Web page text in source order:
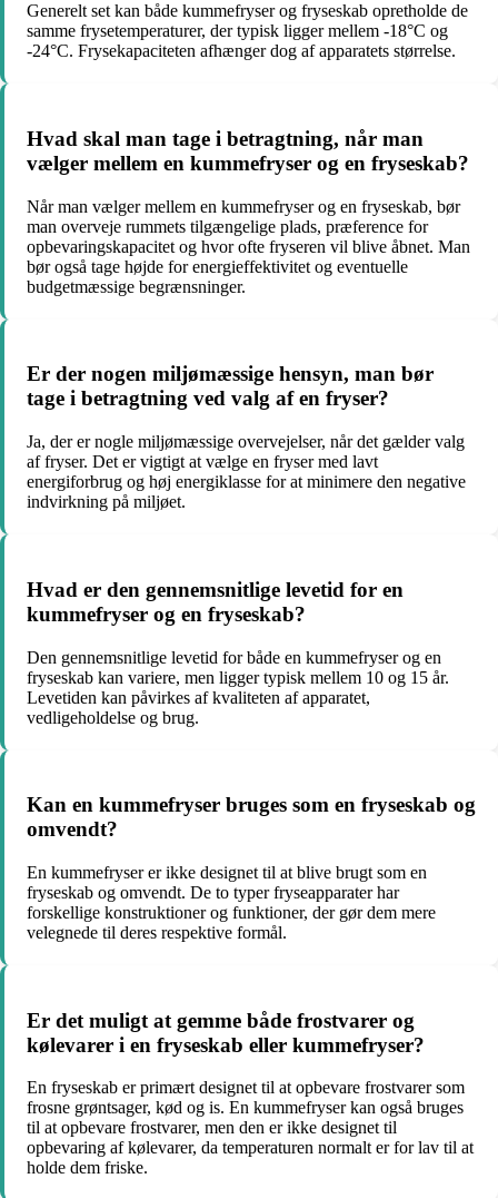
Generelt set kan både kummefryser og fryseskab opretholde de
samme frysetemperaturer, der typisk ligger mellem -18°C og
-24°C. Frysekapaciteten afhænger dog af apparatets størrelse.
Hvad skal man tage i betragtning, når man
vælger mellem en kummefryser og en fryseskab?
Når man vælger mellem en kummefryser og en fryseskab, bør
man overveje rummets tilgængelige plads, præference for
opbevaringskapacitet og hvor ofte fryseren vil blive åbnet. Man
bør også tage højde for energieffektivitet og eventuelle
budgetmæssige begrænsninger.
Er der nogen miljømæssige hensyn, man bør
tage i betragtning ved valg af en fryser?
Ja, der er nogle miljømæssige overvejelser, når det gælder valg
af fryser. Det er vigtigt at vælge en fryser med lavt
energiforbrug og høj energiklasse for at minimere den negative
indvirkning på miljøet.
Hvad er den gennemsnitlige levetid for en
kummefryser og en fryseskab?
Den gennemsnitlige levetid for både en kummefryser og en
fryseskab kan variere, men ligger typisk mellem 10 og 15 år.
Levetiden kan påvirkes af kvaliteten af apparatet,
vedligeholdelse og brug.
Kan en kummefryser bruges som en fryseskab og
omvendt?
En kummefryser er ikke designet til at blive brugt som en
fryseskab og omvendt. De to typer fryseapparater har
forskellige konstruktioner og funktioner, der gør dem mere
velegnede til deres respektive formål.
Er det muligt at gemme både frostvarer og
kølevarer i en fryseskab eller kummefryser?
En fryseskab er primært designet til at opbevare frostvarer som
frosne grøntsager, kød og is. En kummefryser kan også bruges
til at opbevare frostvarer, men den er ikke designet til
opbevaring af kølevarer, da temperaturen normalt er for lav til at
holde dem friske.